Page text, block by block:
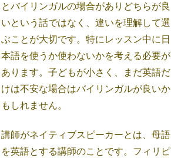
とバイリンガルの場合がありどちらが良
いという話ではなく、違いを理解して選
ぶことが大切です。特にレッスン中に日
本語を使うか使わないかを考える必要が
あります。子どもが小さく、まだ英語だ
けは不安な場合はバイリンガルが良いか
もしれません。
講師がネイティブスピーカーとは、母語
を英語とする講師のことです。フィリピ